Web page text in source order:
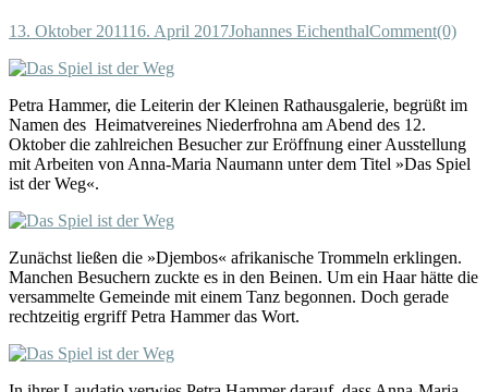
13. Oktober 201116. April 2017Johannes EichenthalComment(0)
Petra Hammer, die Leiterin der Kleinen Rathausgalerie, begrüßt im
Namen des Heimatvereines Niederfrohna am Abend des 12.
Oktober die zahlreichen Besucher zur Eröffnung einer Ausstellung
mit Arbeiten von Anna-Maria Naumann unter dem Titel »Das Spiel
ist der Weg«.
Zunächst ließen die »Djembos« afrikanische Trommeln erklingen.
Manchen Besuchern zuckte es in den Beinen. Um ein Haar hätte die
versammelte Gemeinde mit einem Tanz begonnen. Doch gerade
rechtzeitig ergriff Petra Hammer das Wort.